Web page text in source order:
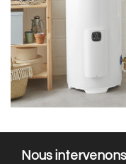
Nous